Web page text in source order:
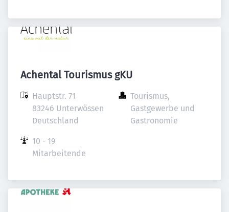
Achental Tourismus gKU
Hauptstr. 71
83246 Unterwössen
Deutschland
Tourismus,
Gastgewerbe und
Gastronomie
10 - 19
Mitarbeitende